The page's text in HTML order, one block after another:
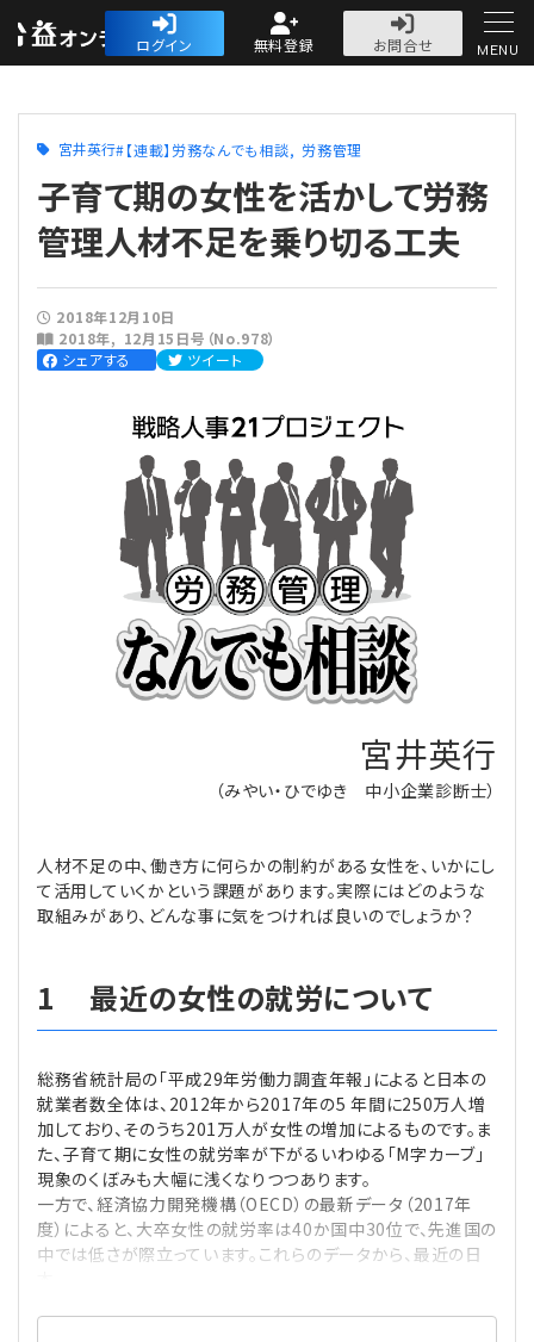
公益・一般法人オ
ログイン 無料登録
お問合せ
人気記事
法人運営
評議員会・社員総会
理事・監事
定期提出書類
利益相反取引
NEWS・TOPIC・特報
【連載】会計相談室
【連載】公益法人運営実務の処方箋
【連載】公益法人会計検定試験一問一答
【連載】公益法人のための「新公益信託」活用戦略
【連載】これからの時代の資産運用
【連載】事例に学ぶ立入検査で想定される指摘事項
【連載】シェアコモン200 誌上相談室
【連載】実務と税務のポイント
【連載】事務局だよりPLUS
【連載】テーマで紐解く逆引きガイドライン
登録案内
お問合せ
プライバシーポリシー
MENU
宮井英行 【連載】労務なんでも相談 労務管理
子育て期の女性を活かして労務
管理人材不足を乗り切る工夫
2018年12月10日
2018年
12月15日号（No.978）
シェアする
ツイート
宮井英行
（みやい・ひでゆき 中小企業診断士）
人材不足の中、働き方に何らかの制約がある女性を、いかにし
て活用していくかという課題があります。実際にはどのような
取組みがあり、どんな事に気をつければ良いのでしょうか？
1 最近の女性の就労について
総務省統計局の「平成29年労働力調査年報」によると日本の
就業者数全体は、2012年から2017年の5 年間に250万人増
加しており、そのうち201万人が女性の増加によるものです。ま
た、子育て期に女性の就労率が下がるいわゆる「M字カーブ」
現象のくぼみも大幅に浅くなりつつあります。
一方で、経済協力開発機構（OECD）の最新データ（2017年
度）によると、大卒女性の就労率は40か国中30位で、先進国の
中では低さが際立っています。これらのデータから、最近の日